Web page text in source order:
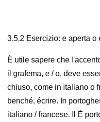
3.5.2 Esercizio: e aperta o
È utile sapere che
il grafema, e / o, deve
chiuso, come in italiano o
benché, écrire. In
italiano / francese. Il É